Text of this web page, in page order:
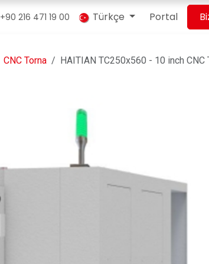
+90 216 471 19 00 Türkçe Portal
CNC Torna HAITIAN TC250x560 - 10 inch CNC